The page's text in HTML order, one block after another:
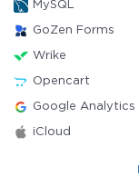
MySQL
GoZen Forms
Wrike
Opencart
Google Analytics
iCloud